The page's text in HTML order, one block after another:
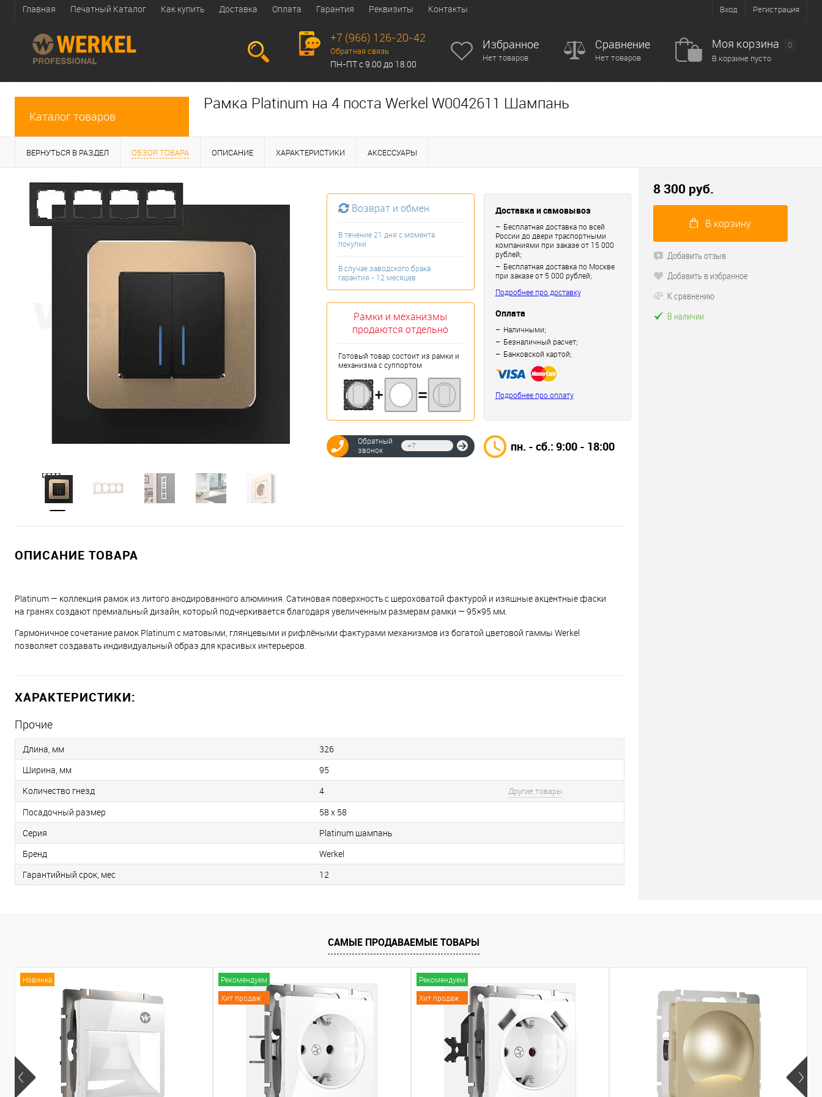
Вход Регистрация
Главная Печатный Каталог Как купить Доставка Оплата Гарантия Реквизиты Контакты
+7 (966) 126-20-42
Обратная связь
ПН-ПТ с 9.00 до 18.00
Избранное
Нет товаров
Сравнение
Нет товаров
Моя корзина
0
В корзине пусто
Каталог товаров
Рамка Platinum на 4 поста Werkel W0042611 Шампань
ВЕРНУТЬСЯ В РАЗДЕЛ ОБЗОР ТОВАРА ОПИСАНИЕ ХАРАКТЕРИСТИКИ АКСЕССУАРЫ
Возврат и обмен
В течение 21 дня с момента
покупки
В случае заводского брака
гарантия - 12 месяцев
Рамки и механизмы
продаются отдельно
Готовый товар состоит из рамки и
механизма с суппортом
Доставка и самовывоз
Бесплатная доставка по всей
России до двери траспортными
компаниями при заказе от 15 000
рублей;
Бесплатная доставка по Москве
при заказе от 5 000 рублей;
Подробнее про доставку
Оплата
Наличными;
Безналичный расчет;
Банковской картой;
Подробнее про оплату
Обратный
звонок
Отправить пн. - сб.: 9:00 - 18:00
ОПИСАНИЕ ТОВАРА
Platinum — коллекция рамок из литого анодированного алюминия. Сатиновая поверхность с шероховатой фактурой и изящные акцентные фаски
на гранях создают премиальный дизайн, который подчеркивается благодаря увеличенным размерам рамки — 95×95 мм.
Гармоничное сочетание рамок Platinum с матовыми, глянцевыми и рифлёными фактурами механизмов из богатой цветовой гаммы Werkel
позволяет создавать индивидуальный образ для красивых интерьеров.
ХАРАКТЕРИСТИКИ:
Прочие
Длина, мм
326
Ширина, мм
95
Количество гнезд
4 Другие товары
Посадочный размер
58 х 58
Серия
Platinum шампань
Бренд
Werkel
Гарантийный срок, мес
12
8 300 руб.
В корзину
Добавить отзыв
Добавить в избранное
К сравнению
В наличии
САМЫЕ ПРОДАВАЕМЫЕ ТОВАРЫ
Новинка
Рекомендуем
Хит продаж
Рекомендуем
Хит продаж